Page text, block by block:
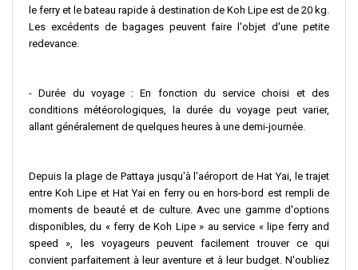
le ferry et le bateau rapide à destination de Koh Lipe est de 20 kg.
Les excédents de bagages peuvent faire l'objet d'une petite
redevance.
- Durée du voyage : En fonction du service choisi et des
conditions météorologiques, la durée du voyage peut varier,
allant généralement de quelques heures à une demi-journée.
Depuis la plage de Pattaya jusqu'à l'aéroport de Hat Yai, le trajet
entre Koh Lipe et Hat Yai en ferry ou en hors-bord est rempli de
moments de beauté et de culture. Avec une gamme d'options
disponibles, du « ferry de Koh Lipe » au service « lipe ferry and
speed », les voyageurs peuvent facilement trouver ce qui
convient parfaitement à leur aventure et à leur budget. N'oubliez